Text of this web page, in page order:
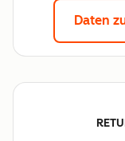
Daten